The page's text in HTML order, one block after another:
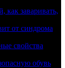
как заваривать,
от синдрома
свойства
обувь